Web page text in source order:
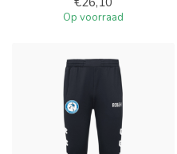
Op voorraad